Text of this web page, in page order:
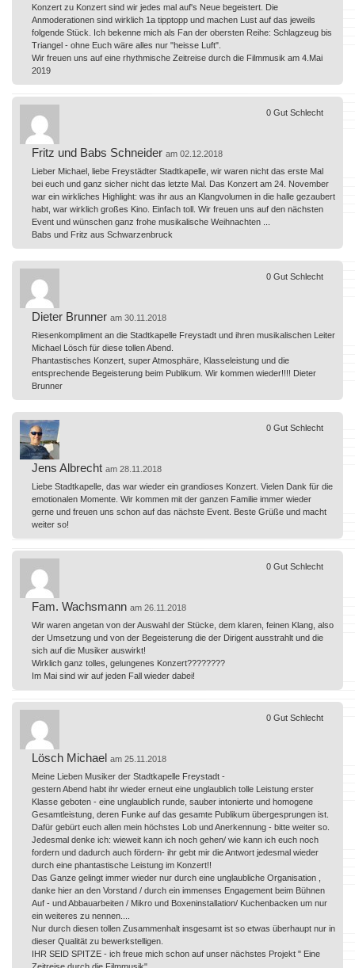
Konzert zu Konzert sind wir jedes mal auf's Neue begeistert. Die
Anmoderationen sind wirklich 1a tipptopp und machen Lust auf das jeweils
folgende Stück. Ich bekenne mich als Fan der obersten Reihe: Schlagzeug bis
Triangel - ohne Euch wäre alles nur "heisse Luft".
Wir freuen uns auf eine rhythmische Zeitreise durch die Filmmusik am 4.Mai
2019
Fritz und Babs Schneider am 02.12.2018
Lieber Michael, liebe Freystädter Stadtkapelle, wir waren nicht das erste Mal
bei euch und ganz sicher nicht das letzte Mal. Das Konzert am 24. November
war ein wirkliches Highlight: was ihr aus an Klangvolumen in die halle gezaubert
habt, war wirklich großes Kino. Einfach toll. Wir freuen uns auf den nächsten
Event und wünschen ganz frohe musikalische Weihnachten ...
Babs und Fritz aus Schwarzenbruck
0 Gut Schlecht
Dieter Brunner am 30.11.2018
Riesenkompliment an die Stadtkapelle Freystadt und ihren musikalischen Leiter
Michael Lösch für diese tollen Abend.
Phantastisches Konzert, super Atmosphäre, Klasseleistung und die
entsprechende Begeisterung beim Publikum. Wir kommen wieder!!!! Dieter
Brunner
0 Gut Schlecht
Jens Albrecht am 28.11.2018
Liebe Stadtkapelle, das war wieder ein grandioses Konzert. Vielen Dank für die
emotionalen Momente. Wir kommen mit der ganzen Familie immer wieder
gerne und freuen uns schon auf das nächste Event. Beste Grüße und macht
weiter so!
0 Gut Schlecht
Fam. Wachsmann am 26.11.2018
Wir waren angetan von der Auswahl der Stücke, dem klaren, feinen Klang, also
der Umsetzung und von der Begeisterung die der Dirigent ausstrahlt und die
sich auf die Musiker auswirkt!
Wirklich ganz tolles, gelungenes Konzert????????
Im Mai sind wir auf jeden Fall wieder dabei!
0 Gut Schlecht
Lösch Michael am 25.11.2018
Meine Lieben Musiker der Stadtkapelle Freystadt -
gestern Abend habt ihr wieder erneut eine unglaublich tolle Leistung erster
Klasse geboten - eine unglaublich runde, sauber intonierte und homogene
Gesamtleistung, deren Funke auf das gesamte Publikum übergesprungen ist.
Dafür gebürt euch allen mein höchstes Lob und Anerkennung - bitte weiter so.
Jedesmal denke ich: wieweit kann ich noch gehen/ wie kann ich euch noch
fordern und dadurch auch fördern- ihr gebt mir die Antwort jedesmal wieder
durch eine phantastische Leistung im Konzert!!
Das Ganze gelingt immer wieder nur durch eine unglaubliche Organisation ,
danke hier an den Vorstand / durch ein immenses Engagement beim Bühnen
Auf - und Abbauarbeiten / Mikro und Boxeninstallation/ Kuchenbacken um nur
ein weiteres zu nennen....
Nur durch diesen tollen Zusammenhalt insgesamt ist so etwas überhaupt nur in
dieser Qualität zu bewerkstelligen.
IHR SEID SPITZE - ich freue mich schon auf unser nächstes Projekt " Eine
0 Gut Schlecht